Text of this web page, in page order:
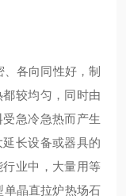
各向同性好，制
较均匀，同时由
急冷急热而产生
长设备或器具的
业中，大量用等
晶直拉炉热场石